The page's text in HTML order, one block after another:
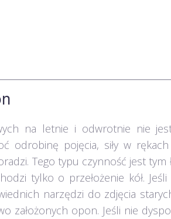
na letnie i odwrotnie nie
odrobinę pojęcia, siły w
Tego typu czynność jest tym
tylko o przełożenie kół.
narzędzi do zdjęcia
założonych opon. Jeśli nie